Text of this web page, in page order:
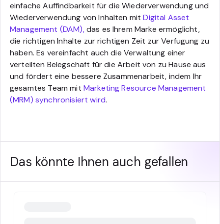
einfache Auffindbarkeit für die Wiederverwendung und
Wiederverwendung von Inhalten mitDigital Asset
Management (DAM),das es Ihrem Marke ermöglicht,
die richtigen Inhalte zur richtigen Zeit zur Verfügung zu
haben. Es vereinfacht auch die Verwaltung einer
verteilten Belegschaft für die Arbeit von zu Hause aus
und fördert eine bessere Zusammenarbeit, indem Ihr
gesamtes Team mit Marketing Resource Management
(MRM) synchronisiert wird.
Das könnte Ihnen auch gefallen